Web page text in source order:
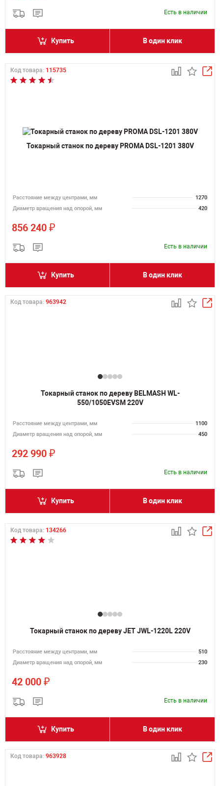
Есть в наличии
Купить В один клик
Код товара: 115735
Токарный станок по дереву PROMA DSL-1201 380V
Расстояние между центрами, мм
1270
Диаметр вращения над опорой, мм
420
856 240 ₽
Есть в наличии
Купить В один клик
Код товара: 963942
Токарный станок по дереву BELMASH WL-
550/1050EVSM 220V
Расстояние между центрами, мм
1100
Диаметр вращения над опорой, мм
450
292 990 ₽
Есть в наличии
Купить В один клик
Код товара: 134266
Токарный станок по дереву JET JWL-1220L 220V
Расстояние между центрами, мм
510
Диаметр вращения над опорой, мм
230
42 000 ₽
Есть в наличии
Купить В один клик
Код товара: 963928